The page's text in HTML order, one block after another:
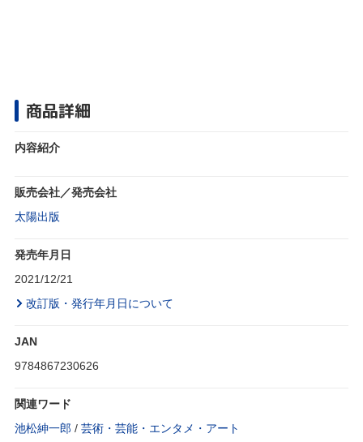
商品詳細
内容紹介
販売会社／発売会社
太陽出版
発売年月日
2021/12/21
改訂版・発行年月日について
JAN
9784867230626
関連ワード
池松紳一郎 / 芸術・芸能・エンタメ・アート